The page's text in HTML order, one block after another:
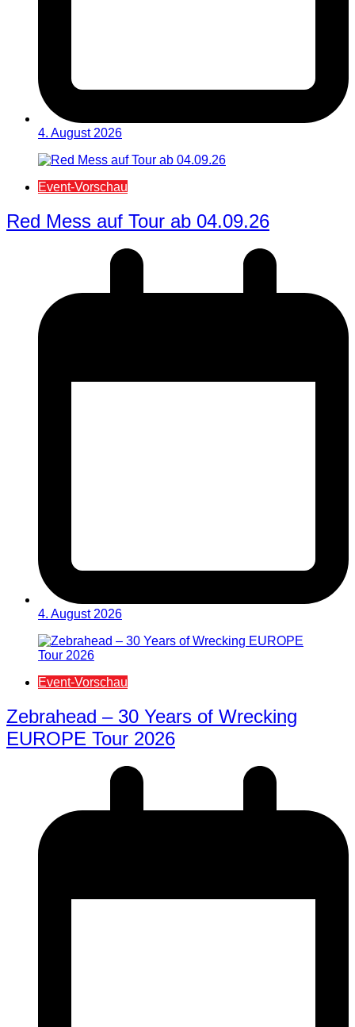
4. August 2026
Event-Vorschau
Red Mess auf Tour ab 04.09.26
4. August 2026
Event-Vorschau
Zebrahead – 30 Years of Wrecking
EUROPE Tour 2026